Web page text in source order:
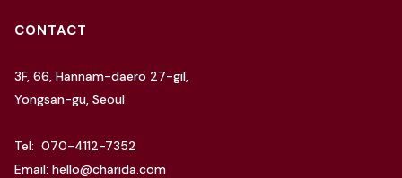
CONTACT
3F, 66, Hannam-daero 27-gil,
Yongsan-gu, Seoul
Tel: 070-4112-7352
Email: hello@charida.com